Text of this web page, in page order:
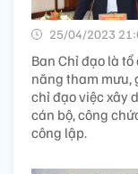
25/04/2023
Ban Chỉ đạo là
năng tham mưu,
chỉ đạo việc xây
cán bộ, công
công lập.